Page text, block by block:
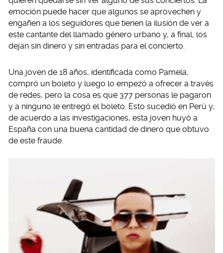
emoción puede hacer que algunos se aprovechen y
engañen a los seguidores que tienen la ilusión de ver a
este cantante del llamado género urbano y, a final, los
dejan sin dinero y sin entradas para el concierto.
Una joven de 18 años, identificada como Pamela,
compró un boleto y luego lo empezó a ofrecer a través
de redes, pero la cosa es que 377 personas le pagaron
y a ninguno le entregó el boleto. Esto sucedió en Perú y,
de acuerdo a las investigaciones, esta joven huyó a
España con una buena cantidad de dinero que obtuvo
de este fraude.